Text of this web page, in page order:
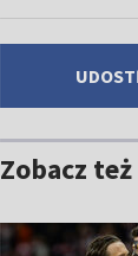
Zobacz też